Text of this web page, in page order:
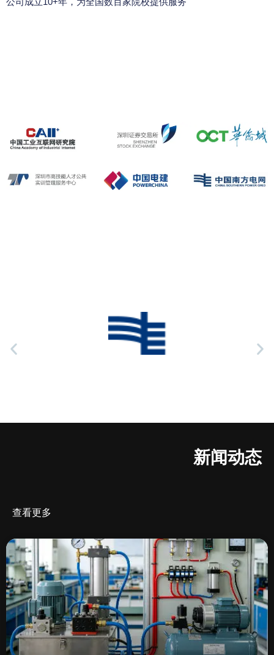
新闻动态
查看更多